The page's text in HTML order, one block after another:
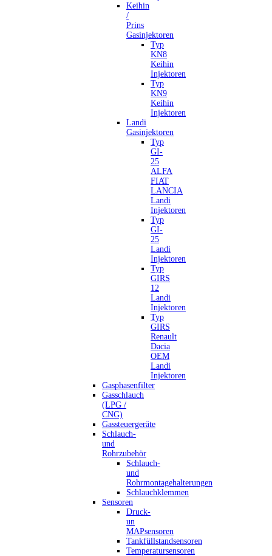
Keihin
/
Prins
Gasinjektoren
Typ
KN8
Keihin
Injektoren
Typ
KN9
Keihin
Injektoren
Landi
Gasinjektoren
Typ
GI-
25
ALFA
FIAT
LANCIA
Landi
Injektoren
Typ
GI-
25
Landi
Injektoren
Typ
GIRS
12
Landi
Injektoren
Typ
GIRS
Renault
Dacia
OEM
Landi
Injektoren
Gasphasenfilter
Gasschlauch
(LPG /
CNG)
Gassteuergeräte
Schlauch-
und
Rohrzubehör
Schlauch-
und
Rohrmontagehalterungen
Schlauchklemmen
Sensoren
Druck-
un
MAPsensoren
Tankfüllstandsensoren
Temperatursensoren